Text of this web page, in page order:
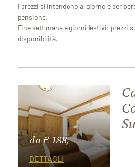
I prezzi si intendono al giorno e per
pensione.
Fine settimana e giorni festivi: prezzi
disponibilità.
da € 188,-
DETTAGLI